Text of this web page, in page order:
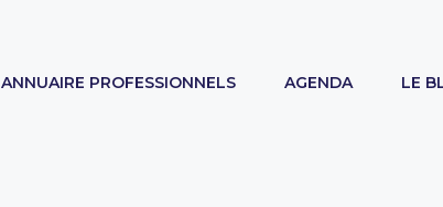
ANNUAIRE PROFESSIONNELS AGENDA LE